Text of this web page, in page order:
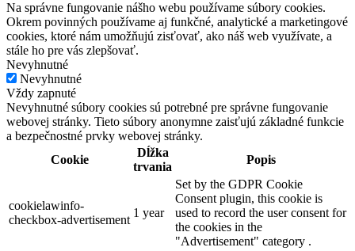
Na správne fungovanie nášho webu používame súbory cookies.
Okrem povinných používame aj funkčné, analytické a marketingové
cookies, ktoré nám umožňujú zisťovať, ako náš web využívate, a
stále ho pre vás zlepšovať.
Nevyhnutné
Nevyhnutné
Vždy zapnuté
Nevyhnutné súbory cookies sú potrebné pre správne fungovanie
webovej stránky. Tieto súbory anonymne zaisťujú základné funkcie
a bezpečnostné prvky webovej stránky.
Cookie
Dĺžka
trvania
Popis
cookielawinfo-
checkbox-advertisement
1 year
Set by the GDPR Cookie
Consent plugin, this cookie is
used to record the user consent for
the cookies in the
"Advertisement" category .